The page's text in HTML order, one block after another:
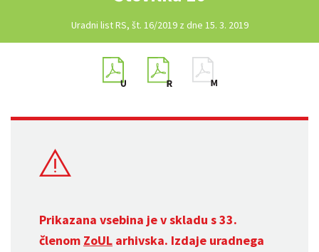
Uradni list RS, št. 16/2019 z dne 15. 3. 2019
Prikazana vsebina je v skladu s 33.
členom ZoUL arhivska. Izdaje uradnega